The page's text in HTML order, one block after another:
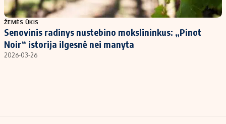
Populiarios temos
Investavimas
Akcijų rinka
Titulinis
Nedarbo išmokos skaičiuoklė
ŽEMĖS ŪKIS
Senovinis radinys nustebino mokslininkus: „Pinot
Noir“ istorija ilgesnė nei manyta
2026-03-26